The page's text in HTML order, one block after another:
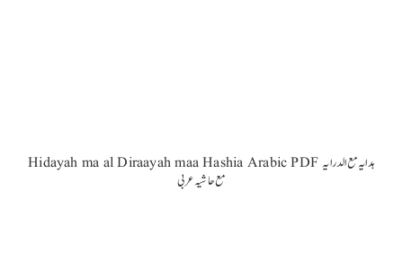
Hidayah ma al Diraayah maa Hashia Arabic PDF ہدایہ مع الدرایہ
مع حاشیہ عربی